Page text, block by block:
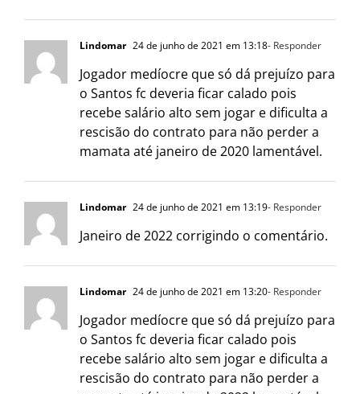
Lindomar 24 de junho de 2021 em 13:18- Responder
Jogador medíocre que só dá prejuízo para
o Santos fc deveria ficar calado pois
recebe salário alto sem jogar e dificulta a
rescisão do contrato para não perder a
mamata até janeiro de 2020 lamentável.
Lindomar 24 de junho de 2021 em 13:19- Responder
Janeiro de 2022 corrigindo o comentário.
Lindomar 24 de junho de 2021 em 13:20- Responder
Jogador medíocre que só dá prejuízo para
o Santos fc deveria ficar calado pois
recebe salário alto sem jogar e dificulta a
rescisão do contrato para não perder a